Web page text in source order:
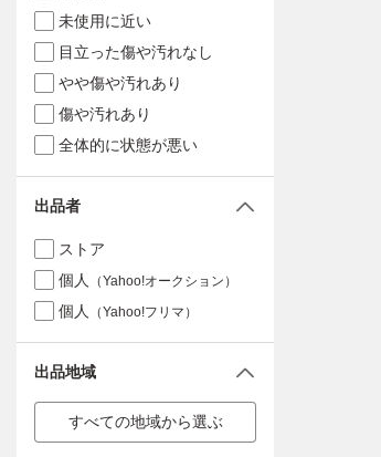
未使用に近い
目立った傷や汚れなし
やや傷や汚れあり
傷や汚れあり
全体的に状態が悪い
出品者
ストア
個人
（Yahoo!オークション）
個人 （Yahoo!フリマ）
出品地域
すべての地域から選ぶ